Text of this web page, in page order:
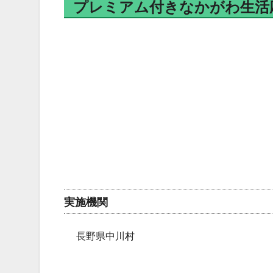
プレミアム付きなかがわ生活
実施機関
長野県中川村